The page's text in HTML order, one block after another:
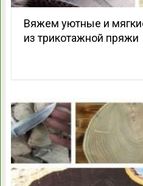
Вяжем уютные и
из трикотажной пряжи